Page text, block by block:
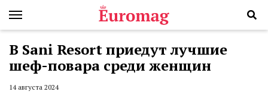
В Sani Resort приедут лучшие
шеф-повара среди женщин
14 августа 2024